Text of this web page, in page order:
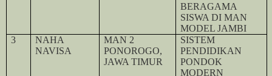
BERAGAMA
SISWA DI MAN
MODEL JAMBI
3
NAHA
NAVISA
MAN 2
PONOROGO,
JAWA TIMUR
SISTEM
PENDIDIKAN
PONDOK
MODERN